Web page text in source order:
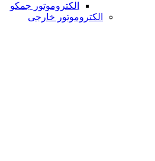
الکتروموتور جمکو
الکتروموتور خارجی